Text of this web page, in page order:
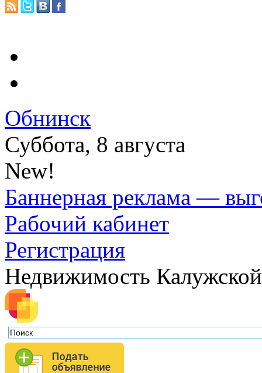
Обнинск
Суббота, 8 августа
New!
Баннерная реклама —
Рабочий кабинет
Регистрация
Недвижимость